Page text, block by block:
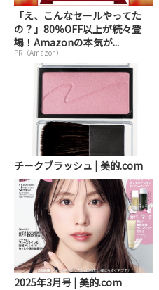
「え、こんなセールやってた
の？」80％OFF以上が続々登
場！Amazonの本気が...
PR（Amazon）
チークブラッシュ | 美的.com
2025年3月号 | 美的.com